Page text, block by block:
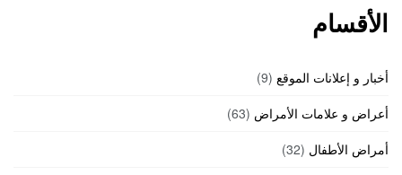
الأقسام
أخبار و إعلانات الموقع (9)
أعراض و علامات الأمراض (63)
أمراض الأطفال (32)